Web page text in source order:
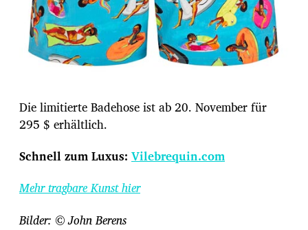
Die limitierte Badehose ist ab 20. November für
295 $ erhältlich.
Schnell zum Luxus: Vilebrequin.com
Mehr tragbare Kunst hier
Bilder: © John Berens